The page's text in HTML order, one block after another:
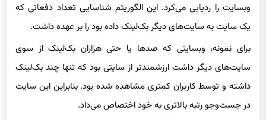
وبسایت را ردیابی می‌کرد. این الگوریتم شناسایی تعداد دفعاتی که
یک سایت به سایت‌های دیگر بک‌لینک داده بود را بر عهده داشت.
برای نمونه، وبسایتی که صدها یا حتی هزاران بک‌لینک از سوی
سایت‌های دیگر داشت ارزشمندتر از سایتی بود که تنها چند بک‌لینک
داشته و توسط کاربران کمتری مشاهده شده بود. بنابراین این سایت
در جست‌وجو رتبه بالاتری به خود اختصاص می‌داد.